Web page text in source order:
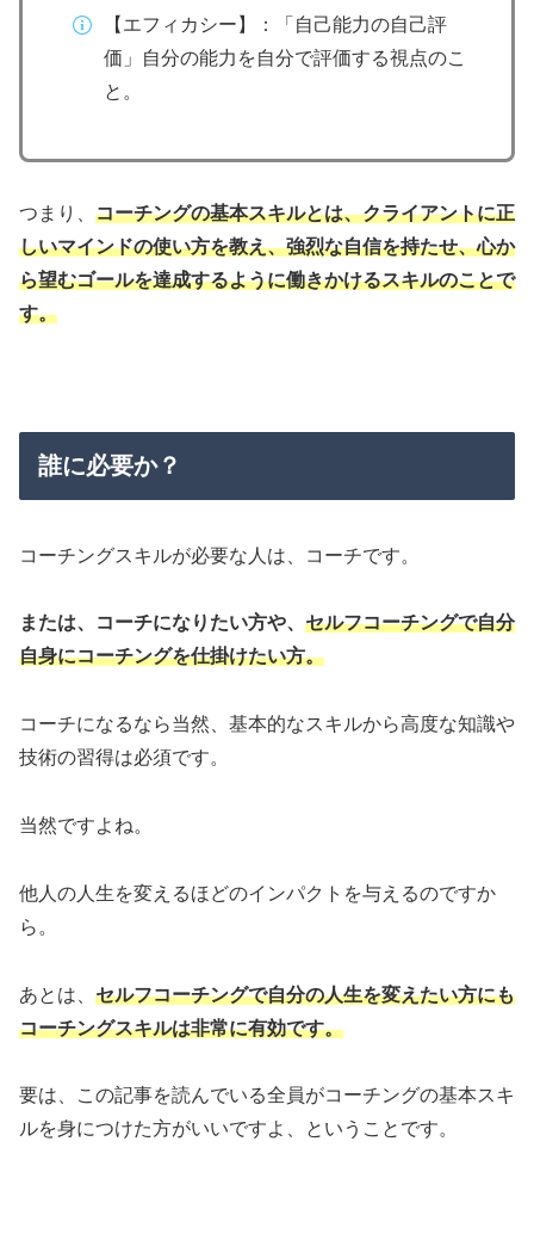
【エフィカシー】：「自己能力の自己評
価」自分の能力を自分で評価する視点のこ
と。
つまり、 コーチングの基本スキルとは、クライアントに正
しいマインドの使い方を教え、強烈な自信を持たせ、心か
ら望むゴールを達成するように働きかけるスキルのことで
す。
誰に必要か？
コーチングスキルが必要な人は、コーチです。
または、コーチになりたい方や、 セルフコーチングで自分
自身にコーチングを仕掛けたい方。
コーチになるなら当然、基本的なスキルから高度な知識や
技術の習得は必須です。
当然ですよね。
他人の人生を変えるほどのインパクトを与えるのですか
ら。
あとは、 セルフコーチングで自分の人生を変えたい方にも
コーチングスキルは非常に有効です。
要は、この記事を読んでいる全員がコーチングの基本スキ
ルを身につけた方がいいですよ、ということです。